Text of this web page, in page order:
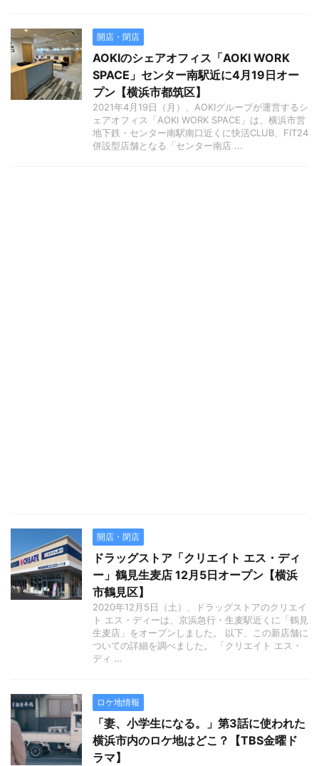
開店・閉店
AOKIのシェアオフィス「AOKI WORK
SPACE」センター南駅近に4月19日オー
プン【横浜市都筑区】
2021年4月19日（月）、AOKIグループが運営するシ
ェアオフィス「AOKI WORK SPACE」は、横浜市営
地下鉄・センター南駅南口近くに快活CLUB、FIT24
併設型店舗となる「センター南店 ...
開店・閉店
ドラッグストア「クリエイト エス・ディ
ー」鶴見生麦店 12月5日オープン【横浜
市鶴見区】
2020年12月5日（土）、ドラッグストアのクリエイ
ト エス・ディーは、京浜急行・生麦駅近くに「鶴見
生麦店」をオープンしました。 以下、この新店舗に
ついての詳細を調べました。 「クリエイト エス・
ディ ...
ロケ地情報
「妻、小学生になる。」第3話に使われた
横浜市内のロケ地はどこ？【TBS金曜ド
ラマ】